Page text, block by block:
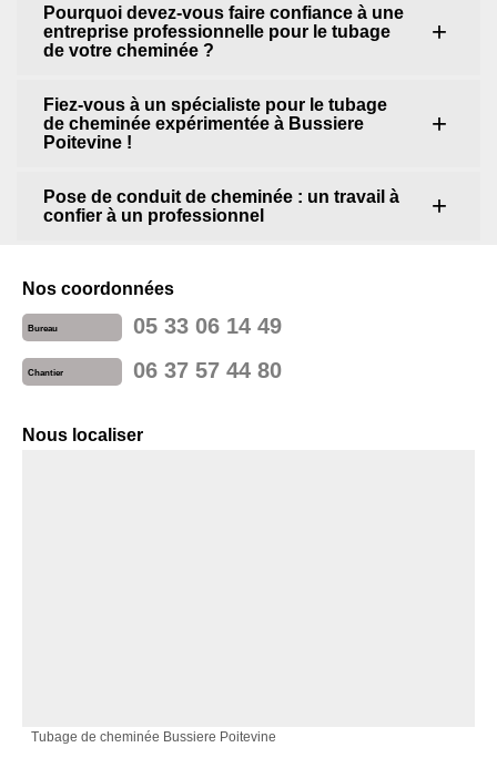
Pourquoi devez-vous faire confiance à une
entreprise professionnelle pour le tubage
de votre cheminée ?
Fiez-vous à un spécialiste pour le tubage
de cheminée expérimentée à Bussiere
Poitevine !
Pose de conduit de cheminée : un travail à
confier à un professionnel
Nos coordonnées
Bureau 05 33 06 14 49
Chantier 06 37 57 44 80
Nous localiser
Tubage de cheminée Bussiere Poitevine